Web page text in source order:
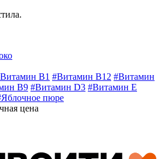
B1 #Витамин B12 #Витамин
B9 #Витамин D3 #Витамин E
пюре
цена